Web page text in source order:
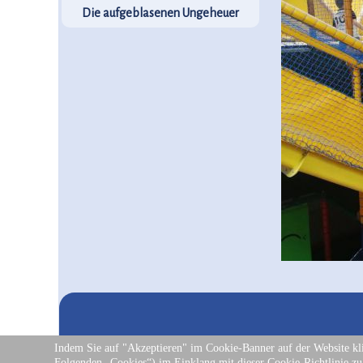
Die aufgeblasenen Ungeheuer
Indem Sie auf "Akzeptieren" im Cookie-Banner auf der Website